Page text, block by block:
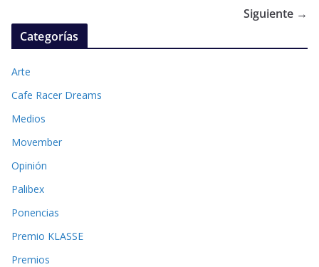
Siguiente →
Categorías
Arte
Cafe Racer Dreams
Medios
Movember
Opinión
Palibex
Ponencias
Premio KLASSE
Premios